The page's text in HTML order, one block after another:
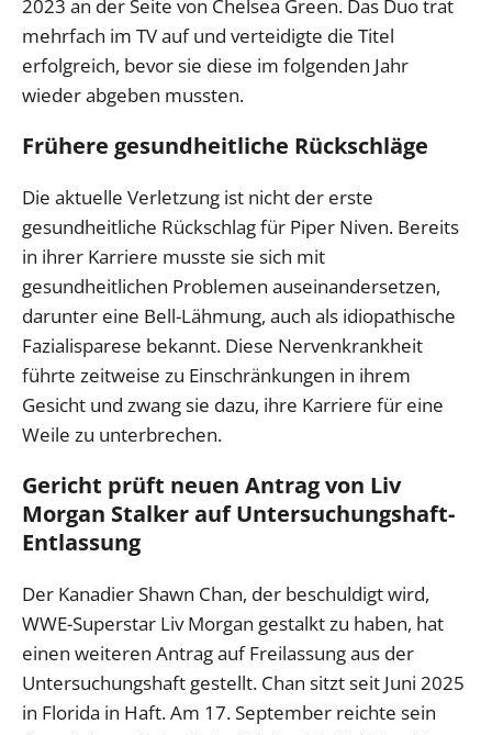
2023 an der Seite von Chelsea Green. Das Duo trat
mehrfach im TV auf und verteidigte die Titel
erfolgreich, bevor sie diese im folgenden Jahr
wieder abgeben mussten.
Frühere gesundheitliche Rückschläge
Die aktuelle Verletzung ist nicht der erste
gesundheitliche Rückschlag für Piper Niven. Bereits
in ihrer Karriere musste sie sich mit
gesundheitlichen Problemen auseinandersetzen,
darunter eine Bell-Lähmung, auch als idiopathische
Fazialisparese bekannt. Diese Nervenkrankheit
führte zeitweise zu Einschränkungen in ihrem
Gesicht und zwang sie dazu, ihre Karriere für eine
Weile zu unterbrechen.
Gericht prüft neuen Antrag von Liv
Morgan Stalker auf Untersuchungshaft-
Entlassung
Der Kanadier Shawn Chan, der beschuldigt wird,
WWE-Superstar Liv Morgan gestalkt zu haben, hat
einen weiteren Antrag auf Freilassung aus der
Untersuchungshaft gestellt. Chan sitzt seit Juni 2025
in Florida in Haft. Am 17. September reichte sein